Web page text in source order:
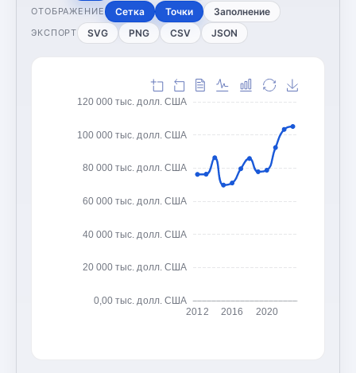
ОТОБРАЖЕНИЕ Сетка Точки Заполнение
ЭКСПОРТ SVG PNG CSV JSON
0,00 тыс. долл. США
20 000 тыс. долл. США
40 000 тыс. долл. США
60 000 тыс. долл. США
80 000 тыс. долл. США
100 000 тыс. долл. США
120 000 тыс. долл. США
2012 2016 2020